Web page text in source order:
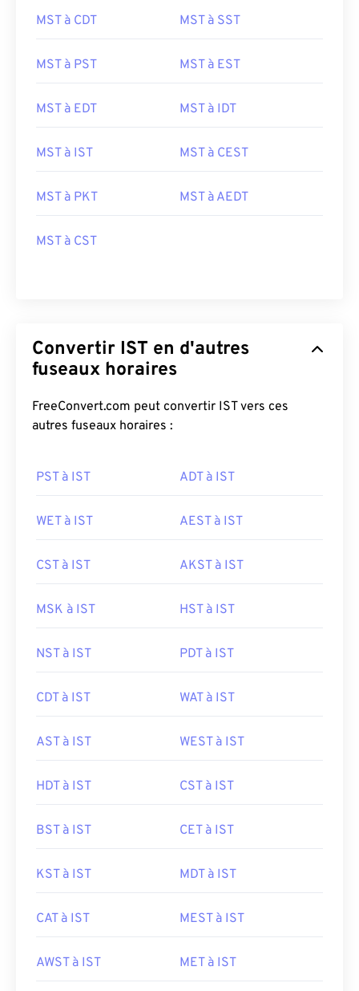
MST à CDT MST à SST
MST à PST MST à EST
MST à EDT MST à IDT
MST à IST MST à CEST
MST à PKT MST à AEDT
MST à CST
Convertir IST en d'autres
fuseaux horaires
FreeConvert.com peut convertir IST vers ces
autres fuseaux horaires :
PST à IST ADT à IST
WET à IST AEST à IST
CST à IST AKST à IST
MSK à IST HST à IST
NST à IST PDT à IST
CDT à IST WAT à IST
AST à IST WEST à IST
HDT à IST CST à IST
BST à IST CET à IST
KST à IST MDT à IST
CAT à IST MEST à IST
AWST à IST MET à IST